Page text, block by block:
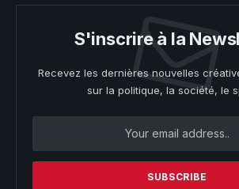
S'inscrire à la
Recevez les dernières nouvelles
sur la politique, la société, le